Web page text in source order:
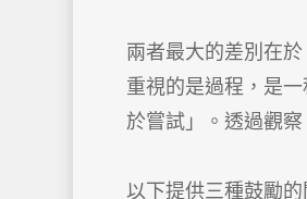
兩者最大的差別在
重視的是過程，是
於嘗試」。透過觀
以下提供三種鼓勵